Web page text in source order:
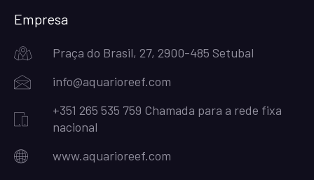
Empresa
Praça do Brasil, 27, 2900-485 Setubal
info@aquarioreef.com
+351 265 535 759 Chamada para a rede fixa
nacional
www.aquarioreef.com